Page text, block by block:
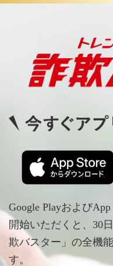
Google Playおよび
開始いただくと、30
欺バスター」の全機
す。